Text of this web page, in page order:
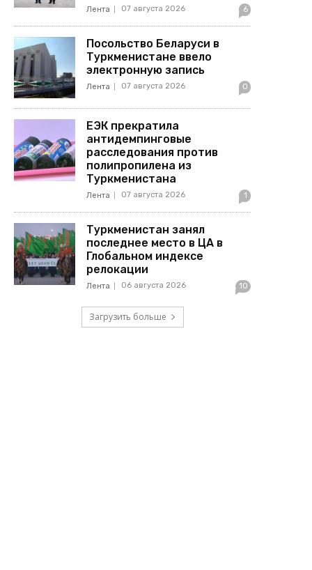
Лента 07 августа 2026 6
Посольство Беларуси в
Туркменистане ввело
электронную запись
Лента 07 августа 2026 0
ЕЭК прекратила
антидемпинговые
расследования против
полипропилена из
Туркменистана
Лента 07 августа 2026 1
Туркменистан занял
последнее место в ЦА в
Глобальном индексе
релокации
Лента 06 августа 2026 10
Загрузить больше